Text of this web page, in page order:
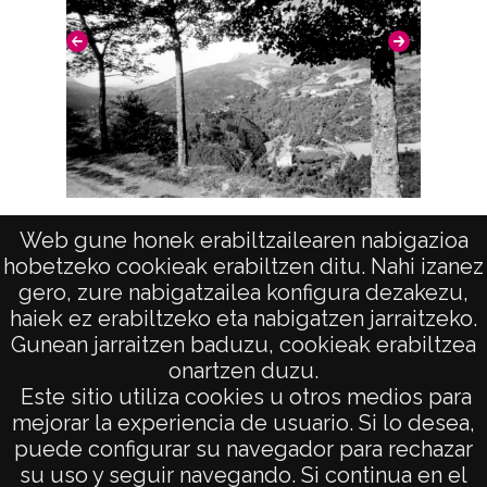
Web gune honek erabiltzailearen nabigazioa
hobetzeko cookieak erabiltzen ditu. Nahi izanez
gero, zure nabigatzailea konfigura dezakezu,
haiek ez erabiltzeko eta nabigatzen jarraitzeko.
Gunean jarraitzen baduzu, cookieak erabiltzea
onartzen duzu.
Este sitio utiliza cookies u otros medios para
mejorar la experiencia de usuario. Si lo desea,
puede configurar su navegador para rechazar
su uso y seguir navegando. Si continua en el
positivo: 8307;
Signaturas: Copia digital: ATHA-DAF-GUE-
18369 ; Duplicado del positivo: ATHA-DAF-
GUE-8307 ; Duplicado del negativo: ATHA-
DAF-GUE-R 150-F 3-N 13;
Licencia de las imágenes
CC BY-NC-SA 4.0
Santuario de Nuestra Señora de Dorleta
(LEINTZ-GATZAGA)
AVISO LEGAL
POLÍTICA DE PRIVACIDAD
ACCESIBILIDAD
ATENCIÓN CIUDADANA